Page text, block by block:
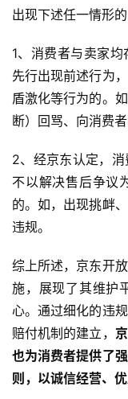
出现下述任一情形的
1、消费者与卖家
先行出现前述行为
盾激化等行为的。
断）回骂、向消费
2、经京东认定，
不以解决售后争议
的。如，出现挑衅
违规。
综上所述，京东开
施，展现了其维护
心。通过细化的违
赔付机制的建立，
也为消费者提供了
则，以诚信经营、